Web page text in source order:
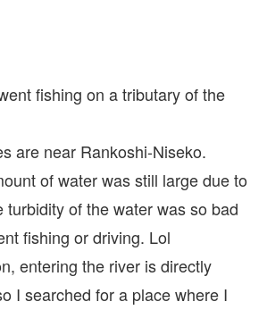
fishing on a tributary of the
are near Rankoshi-Niseko.
of water was still large due to
turbidity of the water was so bad
fishing or driving. Lol
entering the river is directly
I searched for a place where I